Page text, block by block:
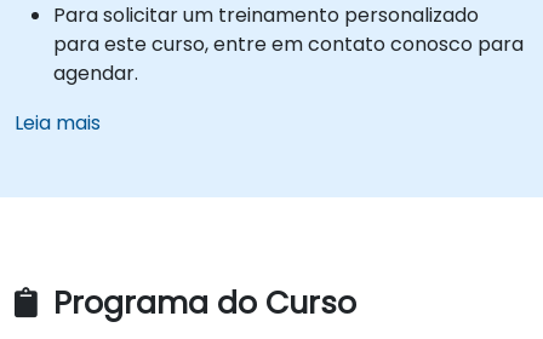
Para solicitar um treinamento personalizado
para este curso, entre em contato conosco para
agendar.
Leia mais
Programa do Curso